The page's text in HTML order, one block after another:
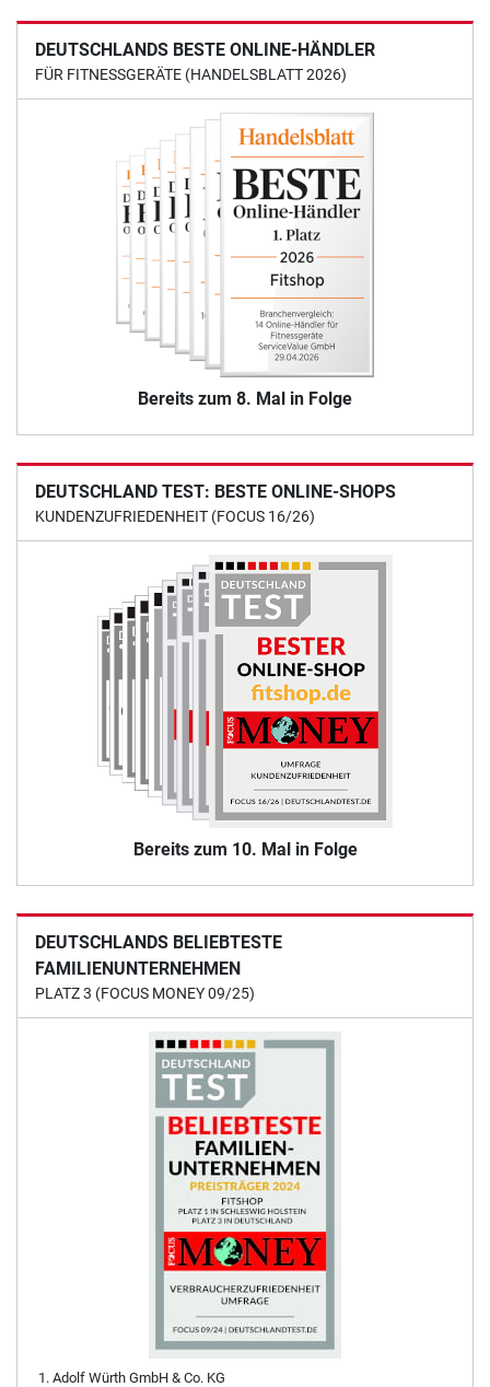
DEUTSCHLANDS BESTE ONLINE-HÄNDLER
FÜR FITNESSGERÄTE (HANDELSBLATT 2026)
Bereits zum 8. Mal in Folge
DEUTSCHLAND TEST: BESTE ONLINE-SHOPS
KUNDENZUFRIEDENHEIT (FOCUS 16/26)
Bereits zum 10. Mal in Folge
DEUTSCHLANDS BELIEBTESTE
FAMILIENUNTERNEHMEN
PLATZ 3 (FOCUS MONEY 09/25)
Adolf Würth GmbH & Co. KG